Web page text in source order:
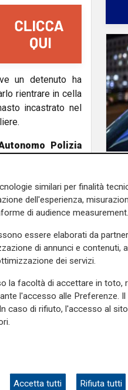
un detenuto ha
rientrare in cella
incastrato nel
Polizia
e di una tensione
ha evitato che la
segretario
carceri liguri. Le
in Liguria il
, chiuso nel 2017,
e gestionale dal
per sanare le gravi
generale del
Stato”. Capece
urgenti e
Penitenziaria
di
similari per finalità
dell'esperienza,
di audience measurement.
essere elaborati da
di annunci e contenuti,
dei servizi.
la facoltà di accettare in toto,
l'accesso alle Preferenze.
caso di rifiuto, l'accesso al
Accetta tutti Rifiuta tutti